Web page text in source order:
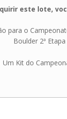
este lote,
para o
Boulder 2ª Etapa
Um Kit do